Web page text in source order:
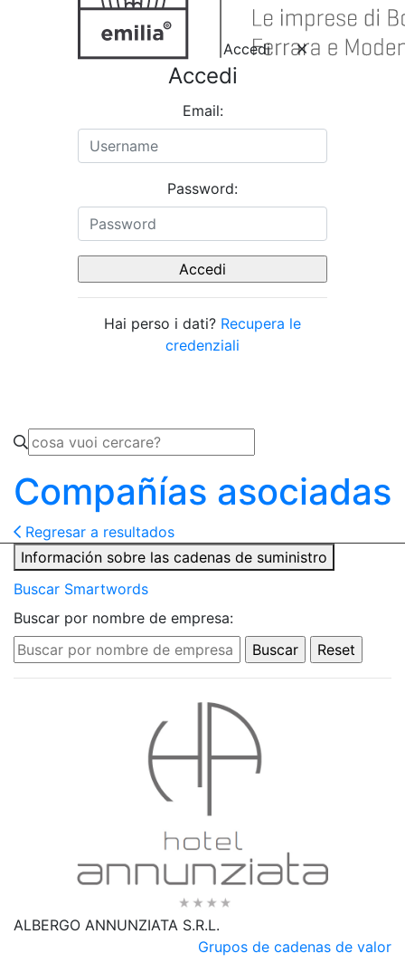
Accedi
Accedi
Email:
Password:
Hai perso i dati? Recupera le
credenziali
Compañías asociadas
Regresar a resultados
Información sobre las cadenas de suministro
Buscar Smartwords
Buscar por nombre de empresa:
ALBERGO ANNUNZIATA S.R.L.
Grupos de cadenas de valor